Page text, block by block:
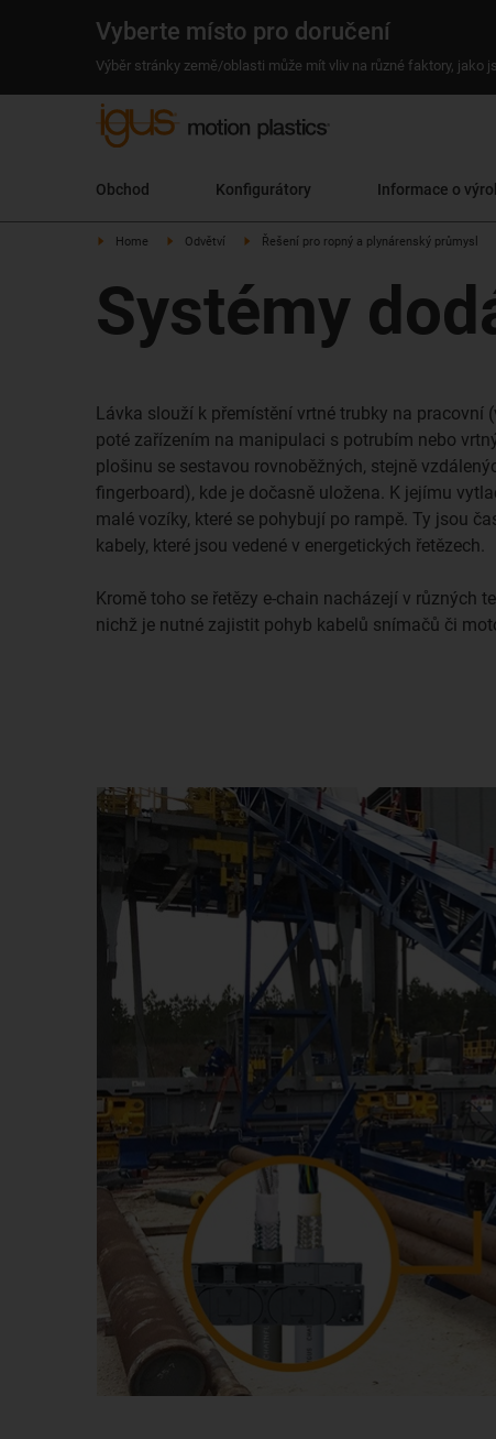
Vyberte místo pro doručení
Výběr stránky země/oblasti může mít vliv na různé faktory, jako
Obchod Konfigurátory Informace o
Home Odvětví Řešení pro ropný a plynárenský průmysl
Systémy
Lávka slouží k přemístění vrtné trubky na pracovní
poté zařízením na manipulaci s potrubím nebo
plošinu se sestavou rovnoběžných, stejně
fingerboard), kde je dočasně uložena. K jejímu
malé vozíky, které se pohybují po rampě. Ty jsou
kabely, které jsou vedené v energetických řetězech.
Kromě toho se řetězy e-chain nacházejí v různých
nichž je nutné zajistit pohyb kabelů snímačů či